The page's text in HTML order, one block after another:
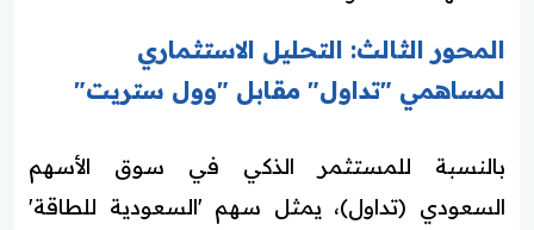
المحور الثالث: التحليل الاستثماري
لمساهمي "تداول" مقابل "وول ستريت"
بالنسبة للمستثمر الذكي في سوق الأسهم
السعودي (تداول)، يمثل سهم 'السعودية للطاقة'